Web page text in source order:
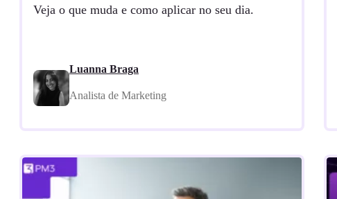
Veja o que muda e como aplicar no seu dia.
Luanna Braga
Analista de Marketing